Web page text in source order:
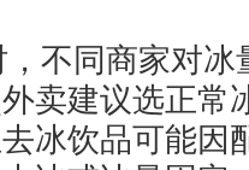
不同商家对冰
卖建议选正常
冰饮品可能因